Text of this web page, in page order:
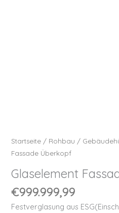
Startseite / Rohbau /
Fassade Überkopf
Glaselement
€999.999,99
Festverglasung aus